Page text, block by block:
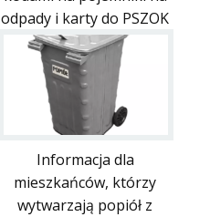
odpady i karty do PSZOK
Informacja dla
mieszkańców, którzy
wytwarzają popiół z